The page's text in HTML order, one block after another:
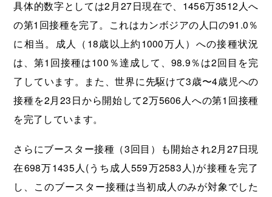
具体的数字としては2月27日現在で、1456万3512人へ
の第1回接種を完了。これはカンボジアの人口の91.0％
に相当。成人（18歳以上約1000万人）への接種状況
は、第1回接種は100％達成して、98.9％は2回目を完
了しています。また、世界に先駆けて3歳〜4歳児への
接種を2月23日から開始して2万5606人への第1回接種
を完了しています。
さらにブースター接種（3回目）も開始され2月27日現
在698万1435人(うち成人559万2583人)が接種を完了
し、このブースター接種は当初成人のみが対象でした